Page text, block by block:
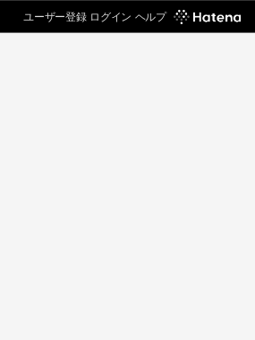
ユーザー登録 ログイン ヘルプ